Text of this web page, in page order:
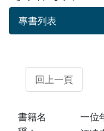
專書列表
書籍名
一位